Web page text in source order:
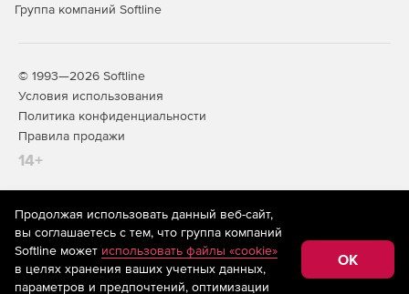
Группа компаний Softline
© 1993—2026 Softline
Условия использования
Политика конфиденциальности
Правила продажи
14+
На информационном ресурсе store.softline.ru применяются
рекомендательные технологии(информационные технологии
предоставления информации на основе сбора,
систематизации и анализа сведений, относящихся к
предпочтениям пользователей сети «Интернет»,
Продолжая использовать данный веб-сайт,
вы соглашаетесь с тем, что группа компаний
Softline может использовать файлы «cookie»
в целях хранения ваших учетных данных,
параметров и предпочтений, оптимизации
OK